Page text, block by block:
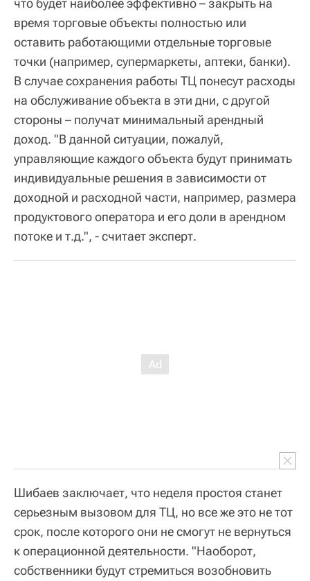
что будет наиболее эффективно – закрыть на
время торговые объекты полностью или
оставить работающими отдельные торговые
точки (например, супермаркеты, аптеки, банки).
В случае сохранения работы ТЦ понесут расходы
на обслуживание объекта в эти дни, с другой
стороны – получат минимальный арендный
доход. "В данной ситуации, пожалуй,
управляющие каждого объекта будут принимать
индивидуальные решения в зависимости от
доходной и расходной части, например, размера
продуктового оператора и его доли в арендном
потоке и т.д.", - считает эксперт.
Шибаев заключает, что неделя простоя станет
серьезным вызовом для ТЦ, но все же это не тот
срок, после которого они не смогут не вернуться
к операционной деятельности. "Наоборот,
собственники будут стремиться возобновить